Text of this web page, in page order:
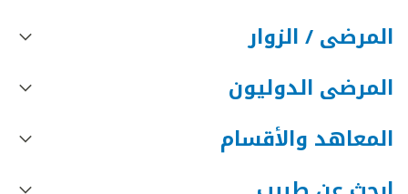
المرضى / الزوار
المرضى الدوليون
المعاهد والأقسام